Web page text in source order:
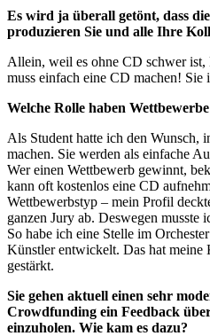
Es wird ja überall getönt, dass
produzieren Sie und alle Ihre
Allein, weil es ohne CD schwer
muss einfach eine CD machen!
Welche Rolle haben
Als Student hatte ich den Wunsch,
machen. Sie werden als einfache
Wer einen Wettbewerb gewinnt,
kann oft kostenlos eine CD
Wettbewerbstyp – mein Profil
ganzen Jury ab. Deswegen musste
So habe ich eine Stelle im
Künstler entwickelt. Das hat
gestärkt.
Sie gehen aktuell einen sehr
Crowdfunding ein Feedback
einzuholen. Wie kam es dazu?